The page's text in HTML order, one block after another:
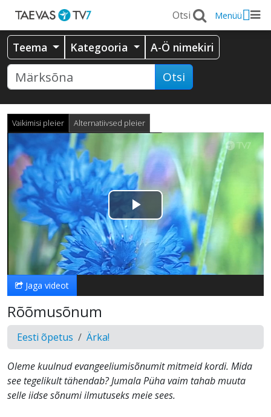
Menüü
Teema Kategooria A-Ö nimekiri
Otsi
Vaikimisi pleier Alternatiivsed pleier
Esita
video
Jaga videot
Rõõmusõnum
Eesti õpetus Ärka!
Oleme kuulnud evangeeliumisõnumit mitmeid kordi. Mida
see tegelikult tähendab? Jumala Püha vaim tahab muuta
selle iidse sõnumi ilmutuseks meie sees.